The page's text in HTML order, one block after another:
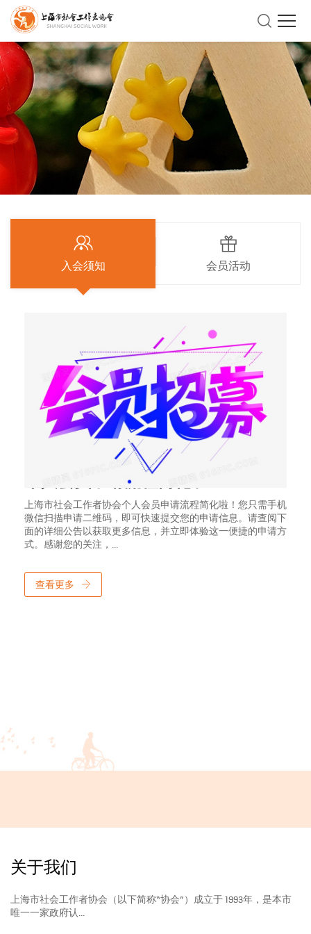
入会须知 会员活动
个人会员申请流程简化啦！
上海市社会工作者协会个人会员申请流程简化啦！您只需手机
微信扫描申请二维码，即可快速提交您的申请信息。请查阅下
面的详细公告以获取更多信息，并立即体验这一便捷的申请方
式。感谢您的关注，...
查看更多
关于我们
上海市社会工作者协会（以下简称“协会”）成立于 1993年，是本市
唯一一家政府认...